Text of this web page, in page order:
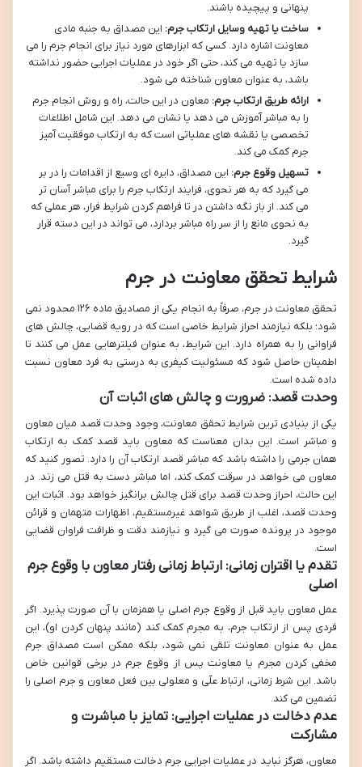
پنهانی و پیچیده باشند.
ساخت یا تهیه وسایل ارتکاب جرم: این مصداق به جنبه مادی
معاونت اشاره دارد. کسی که ابزارهای مورد نیاز برای انجام جرم را می
سازد یا تهیه می کند، حتی اگر خود در عملیات اجرایی حضور نداشته
باشد، به عنوان معاون شناخته می شود.
ارائه طریق ارتکاب جرم: معاون در این حالت، راه و روش انجام جرم
را به مباشر آموزش می دهد یا نشان می دهد. این شامل اطلاعات
تخصصی یا نقشه های عملیاتی است که به ارتکاب موفقیت آمیز
جرم کمک می کند.
تسهیل وقوع جرم: این مصداق، دایره ای وسیع از اقدامات را در بر
می گیرد که به هر نحوی، فرایند ارتکاب جرم را برای مباشر آسان تر
می کند. از باز نگه داشتن در تا فراهم کردن شرایط فرار، هر عملی که
به نحوی مانع را از سر راه مباشر بردارد، می تواند در این دسته قرار
گیرد.
شرایط تحقق معاونت در جرم
تحقق معاونت در جرم، صرفاً به انجام یکی از مصادیق ماده ۱۲۶ محدود نمی
شود؛ بلکه نیازمند احراز شرایط خاصی است که در رویه قضایی، چالش های
فراوانی را به همراه دارد. این شرایط، به عنوان فیلترهایی عمل می کنند تا
اطمینان حاصل شود که مسئولیت کیفری به درستی به فرد معاون نسبت
داده شده است.
وحدت قصد: ضرورت و چالش های اثبات آن
یکی از بنیادی ترین شرایط تحقق معاونت، وجود وحدت قصد میان معاون
و مباشر است. این بدان معناست که معاون باید قصد کمک به ارتکاب
همان جرمی را داشته باشد که مباشر قصد ارتکاب آن را دارد. تصور کنید که
معاون می خواهد در سرقت کمک کند، اما مباشر دست به قتل می زند. در
این حالت، احراز وحدت قصد برای قتل چالش برانگیز خواهد بود. اثبات این
وحدت قصد، اغلب از طریق شواهد غیرمستقیم، اظهارات متهمان و قرائن
موجود در پرونده صورت می گیرد و نیازمند دقت و ظرافت فراوان قضایی
است.
تقدم یا اقتران زمانی: ارتباط زمانی رفتار معاون با وقوع جرم
اصلی
عمل معاون باید قبل از وقوع جرم اصلی یا همزمان با آن صورت پذیرد. اگر
فردی پس از ارتکاب جرم، به مجرم کمک کند (مانند پنهان کردن او)، این
عمل به عنوان معاونت تلقی نمی شود، بلکه ممکن است مصداق جرم
مخفی کردن مجرم یا معاونت پس از وقوع جرم در برخی قوانین خاص
باشد. این شرط زمانی، ارتباط علّی و معلولی بین فعل معاون و جرم اصلی را
تضمین می کند.
عدم دخالت در عملیات اجرایی: تمایز با مباشرت و
مشارکت
معاون، هرگز نباید در عملیات اجرایی جرم دخالت مستقیم داشته باشد. اگر